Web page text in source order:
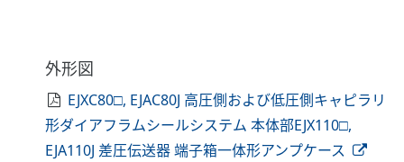
外形図
EJXC80□, EJAC80J 高圧側および低圧側キャピラリ
形ダイアフラムシールシステム 本体部EJX110□,
EJA110J 差圧伝送器 端子箱一体形アンプケース